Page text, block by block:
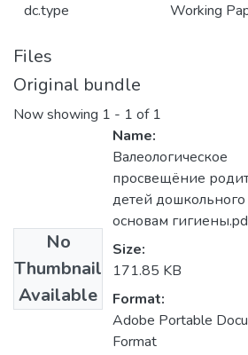
dc.type Working
Files
Original bundle
Now showing 1 - 1 of 1
No
Thumbnail
Available
Name:
Валеологическое
просвещёние
детей дошкольного
основам
Size:
171.85 KB
Format:
Adobe Portable
Format